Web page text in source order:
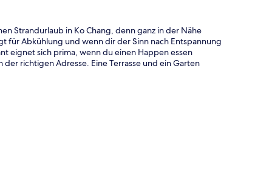
Strandurlaub in Ko Chang, denn ganz in der Nähe
für Abkühlung und wenn dir der Sinn nach Entspannung
eignet sich prima, wenn du einen Happen essen
richtigen Adresse. Eine Terrasse und ein Garten